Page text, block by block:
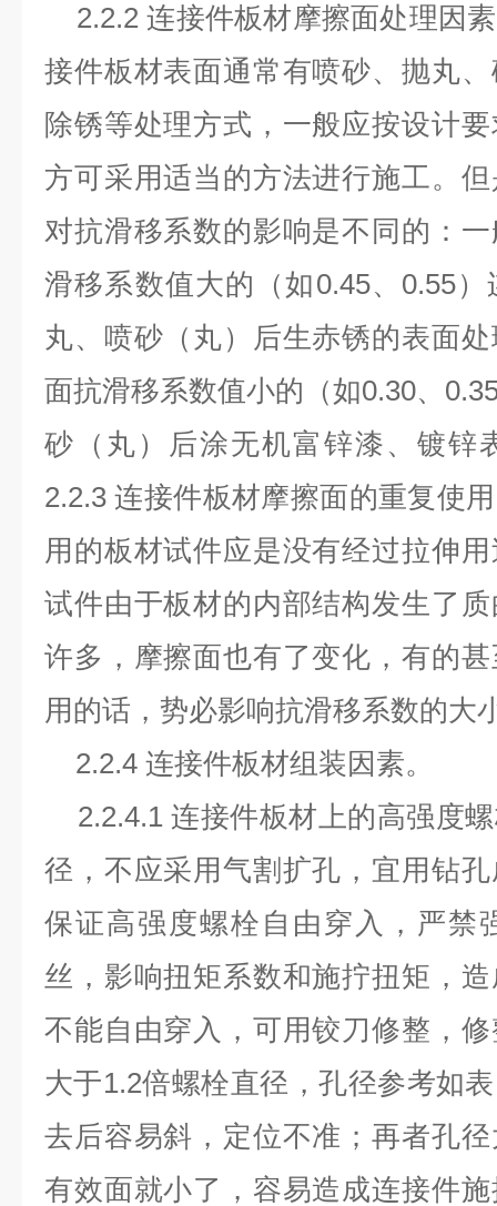
2.2.2 连接件板材摩擦面处理因
接件板材表面通常有喷砂、抛丸
除锈等处理方式，一般应按设计
方可采用适当的方法进行施工。
对抗滑移系数的影响是不同的：
滑移系数值大的（如0.45、0.55
丸、喷砂（丸）后生赤锈的表面
面抗滑移系数值小的（如0.30、
砂（丸）后涂无机富锌漆、镀锌
2.2.3 连接件板材摩擦面的重复使
用的板材试件应是没有经过拉伸
试件由于板材的内部结构发生了
许多，摩擦面也有了变化，有的
用的话，势必影响抗滑移系数的大
2.2.4 连接件板材组装因素。
2.2.4.1 连接件板材上的高强度
径，不应采用气割扩孔，宜用钻
保证高强度螺栓自由穿入，严禁
丝，影响扭矩系数和施拧扭矩，
不能自由穿入，可用铰刀修整，
大于1.2倍螺栓直径，孔径参考如
去后容易斜，定位不准；再者孔
有效面就小了，容易造成连接件